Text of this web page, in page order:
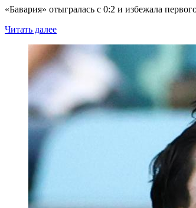
«Бавария» отыгралась с 0:2 и избежала
Читать далее